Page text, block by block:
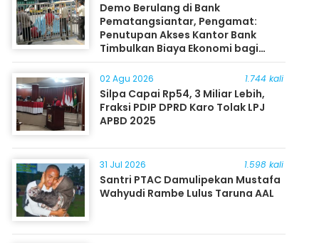
Demo Berulang di Bank
Pematangsiantar, Pengamat:
Penutupan Akses Kantor Bank
Timbulkan Biaya Ekonomi bagi
Masyarakat
02 Agu 2026 1.744 kali
Silpa Capai Rp54, 3 Miliar Lebih,
Fraksi PDIP DPRD Karo Tolak LPJ
APBD 2025
31 Jul 2026 1.598 kali
Santri PTAC Damulipekan Mustafa
Wahyudi Rambe Lulus Taruna AAL